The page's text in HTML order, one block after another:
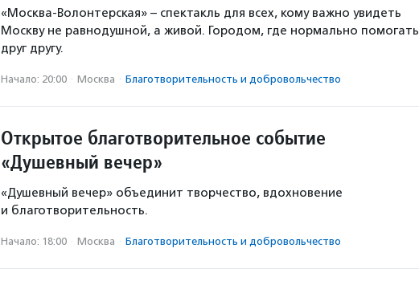
«Москва-Волонтерская» – спектакль для всех, кому важно увидеть
Москву не равнодушной, а живой. Городом, где нормально помогать
друг другу.
Начало: 20:00 · Москва · Благотвори­тель­ность и доброволь­чест­во
Открытое благотворительное событие
«Душевный вечер»
«Душевный вечер» объединит творчество, вдохновение
и благотворительность.
Начало: 18:00 · Москва · Благотвори­тель­ность и доброволь­чест­во